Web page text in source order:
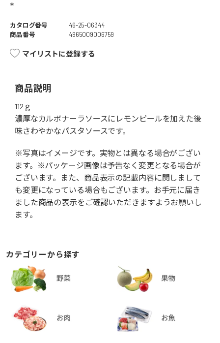
*
カタログ番号
46-25-06344
商品番号
4965009006759
マイリストに登録する
商品説明
112ｇ
濃厚なカルボナーラソースにレモンピールを加えた後
味さわやかなパスタソースです。
※写真はイメージです。実物とは異なる場合がござい
ます。※パッケージ画像は予告なく変更となる場合が
ございます。また、商品表示の記載内容に関しまして
も変更になっている場合もございます。お手元に届き
ました商品の表示をご確認いただきますようお願いし
ます。
カテゴリーから探す